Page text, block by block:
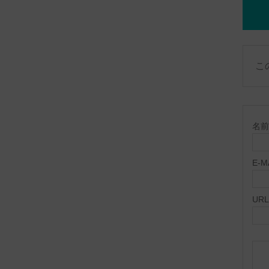
こ
名
E-
URL